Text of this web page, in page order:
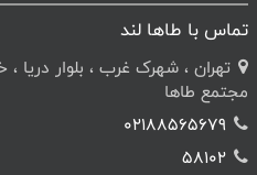
تماس با طاها لند
مجتمع طاها
02188565679
58102